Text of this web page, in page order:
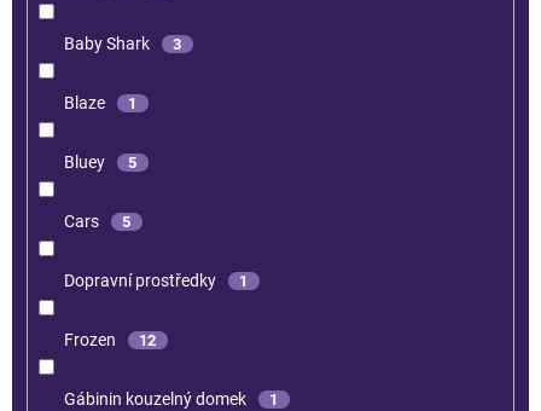
Baby Shark 3
Blaze 1
Bluey 5
Cars 5
Dopravní prostředky 1
Frozen 12
Gábinin kouzelný domek 1